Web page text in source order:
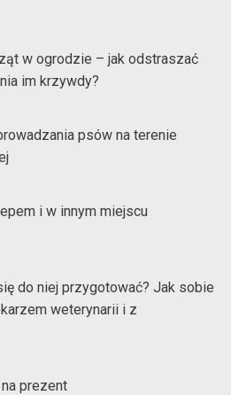
w ogrodzie – jak odstraszać
im krzywdy?
psów na terenie
i w innym miejscu
do niej przygotować? Jak sobie
weterynarii i z
prezent